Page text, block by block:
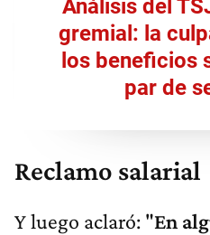
Análisis del
gremial: la
los beneficios
par de
Reclamo salarial
Y luego aclaró: "En